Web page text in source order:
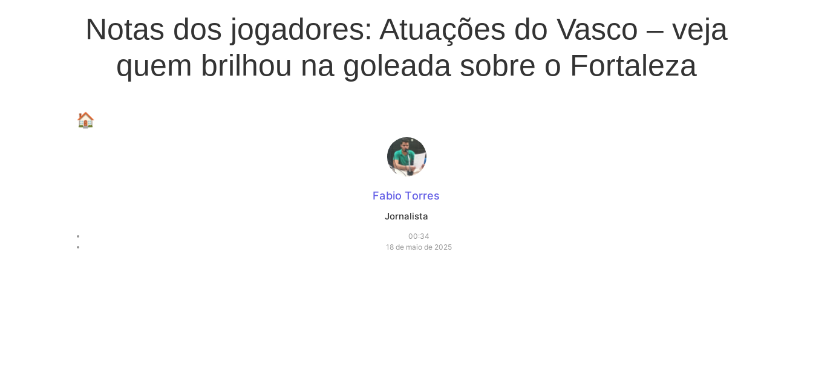
Notas dos jogadores: Atuações do Vasco – veja
quem brilhou na goleada sobre o Fortaleza
🏠 Voltar para a Home
Fabio Torres
Jornalista
00:34
18 de maio de 2025